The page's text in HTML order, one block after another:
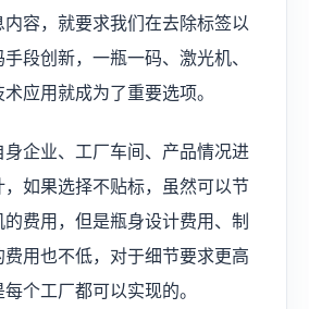
容，就要求我们在去除标签以
段创新，一瓶一码、激光机、
应用就成为了重要选项。
企业、工厂车间、产品情况进
如果选择不贴标，虽然可以节
费用，但是瓶身设计费用、制
用也不低，对于细节要求更高
个工厂都可以实现的。